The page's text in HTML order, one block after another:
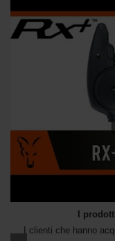
I
I clienti che hanno